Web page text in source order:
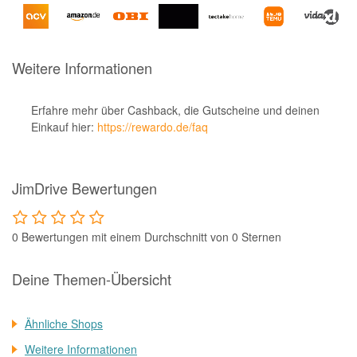
Udemy
SNIPES
Click & Boat
BOGNER
Weitere Informationen
Erfahre mehr über Cashback, die Gutscheine und deinen
Einkauf hier: https://rewardo.de/faq
JimDrive Bewertungen
0 Bewertungen mit einem Durchschnitt von 0 Sternen
Deine Themen-Übersicht
Ähnliche Shops
Weitere Informationen